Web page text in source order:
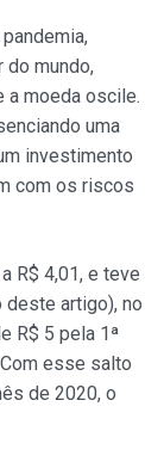
mundo,
a moeda oscile.
uma
investimento
com os riscos
R$ 4,01, e teve
artigo), no
R$ 5 pela 1ª
esse salto
de 2020, o